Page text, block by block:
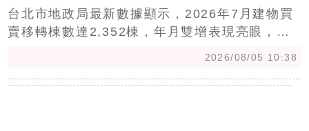
台北市地政局最新數據顯示，2026年7月建物買
賣移轉棟數達2,352棟，年月雙增表現亮眼，優
技新貴選擇「落袋為安」，將資金轉入房市避
2026/08/05 10:38